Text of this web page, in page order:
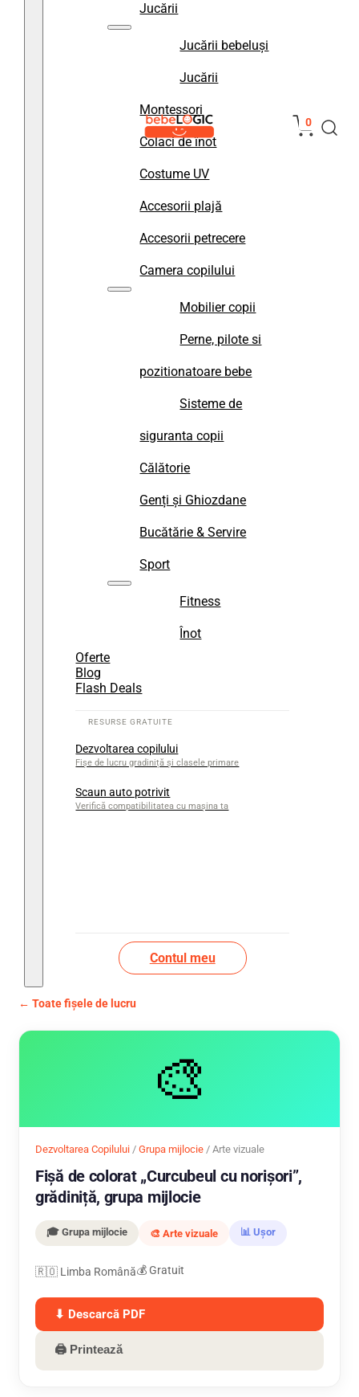
Jucării
Jucării bebeluși
Jucării
Montessori
Colaci de înot
Costume UV
Accesorii plajă
Accesorii petrecere
Camera copilului
Mobilier copii
Perne, pilote si
pozitionatoare bebe
Sisteme de
siguranta copii
Călătorie
Genți și Ghiozdane
Bucătărie & Servire
Sport
Fitness
Înot
Oferte
Blog
Flash Deals
Dezvoltarea copilului
Fișe de lucru gradiniță și clasele primare
Scaun auto potrivit
Verifică compatibilitatea cu mașina ta
Contul meu
0
← Toate fișele de lucru
🎨
Dezvoltarea Copilului / Grupa mijlocie / Arte vizuale
Fișă de colorat „Curcubeul cu norișori”,
grădiniță, grupa mijlocie
🎓 Grupa mijlocie 🎨 Arte vizuale 📊 Ușor
🇷🇴 Limba Română💰 Gratuit
⬇ Descarcă PDF
🖨 Printează